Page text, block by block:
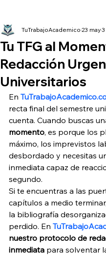
Tu TFG al
Redacción
Universitarios
TuTrabajoAcademico 23 may
En
recta final del semestre
cuenta. Cuando buscas
momento, es porque los
máximo, los imprevistos
desbordado y necesitas
inmediata capaz de
segundo.
Si te encuentras a las
capítulos a medio
la bibliografía
perdido. En
nuestro protocolo de
inmediata para solventar